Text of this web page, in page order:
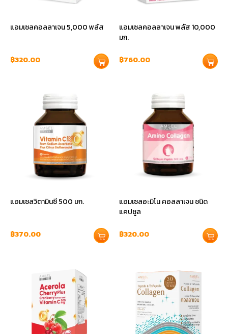
แอมเซลคอลลาเจน 5,000 พลัส
฿320.00
แอมเซลคอลลาเจน พลัส 10,000
มก.
฿760.00
แอมเซลวิตามินซี 500 มก.
฿370.00
แอมเซลอะมิโน คอลลาเจน ชนิด
แคปซูล
฿320.00